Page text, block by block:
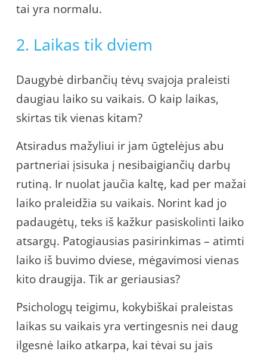
tai yra normalu.
2. Laikas tik dviem
Daugybė dirbančių tėvų svajoja praleisti
daugiau laiko su vaikais. O kaip laikas,
skirtas tik vienas kitam?
Atsiradus mažyliui ir jam ūgtelėjus abu
partneriai įsisuka į nesibaigiančių darbų
rutiną. Ir nuolat jaučia kaltę, kad per mažai
laiko praleidžia su vaikais. Norint kad jo
padaugėtų, teks iš kažkur pasiskolinti laiko
atsargų. Patogiausias pasirinkimas – atimti
laiko iš buvimo dviese, mėgavimosi vienas
kito draugija. Tik ar geriausias?
Psichologų teigimu, kokybiškai praleistas
laikas su vaikais yra vertingesnis nei daug
ilgesnė laiko atkarpa, kai tėvai su jais